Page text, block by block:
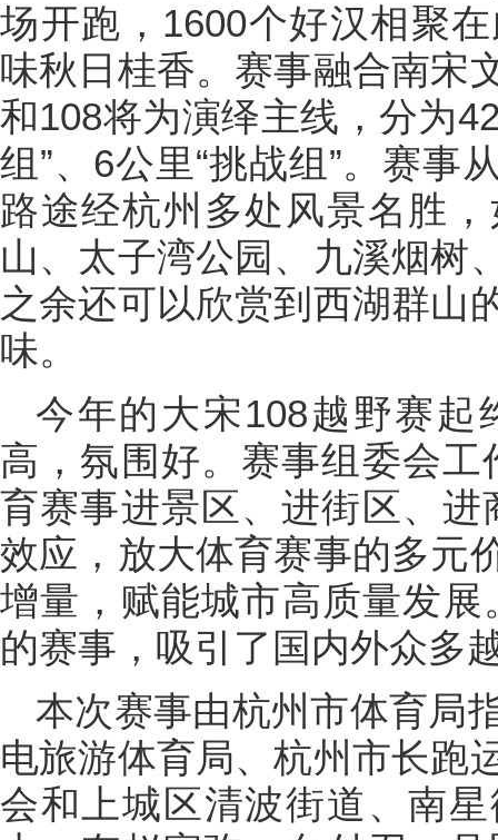
场开跑，1600个好汉相聚
味秋日桂香。赛事融合南宋
和108将为演绎主线，分为
组”、6公里“挑战组”。赛事
路途经杭州多处风景名胜
山、太子湾公园、九溪烟树
之余还可以欣赏到西湖群山
味。
今年的大宋108越野赛起
高，氛围好。赛事组委会
育赛事进景区、进街区、进
效应，放大体育赛事的多元
增量，赋能城市高质量发展
的赛事，吸引了国内外众多
本次赛事由杭州市体育局
电旅游体育局、杭州市长跑
会和上城区清波街道、南